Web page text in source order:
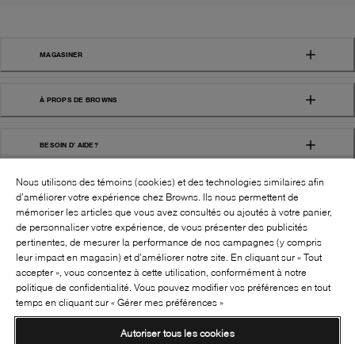
MAGASINER
À PROPS DE BROWNS
BESOIN D' AIDE?
BROWNS SHOES INC. TOUS DROITS
RÉSERVÉS
SUIVEZ-NOUS!:
Nous utilisons des témoins (cookies) et des technologies similaires afin
d’améliorer votre expérience chez Browns. Ils nous permettent de
mémoriser les articles que vous avez consultés ou ajoutés à votre panier,
de personnaliser votre expérience, de vous présenter des publicités
pertinentes, de mesurer la performance de nos campagnes (y compris
leur impact en magasin) et d’améliorer notre site. En cliquant sur « Tout
accepter », vous consentez à cette utilisation, conformément à notre
politique de confidentialité. Vous pouvez modifier vos préférences en tout
temps en cliquant sur « Gérer mes préférences »
Autoriser tous les cookies